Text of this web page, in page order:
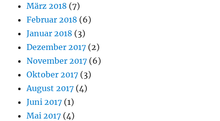
März 2018 (7)
Februar 2018 (6)
Januar 2018 (3)
Dezember 2017 (2)
November 2017 (6)
Oktober 2017 (3)
August 2017 (4)
Juni 2017 (1)
Mai 2017 (4)